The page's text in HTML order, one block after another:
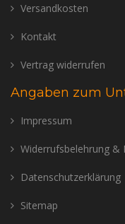
Versandkosten
Kontakt
Vertrag widerrufen
Angaben zum
Impressum
Widerrufsbelehrung
Datenschutzerklärung
Sitemap